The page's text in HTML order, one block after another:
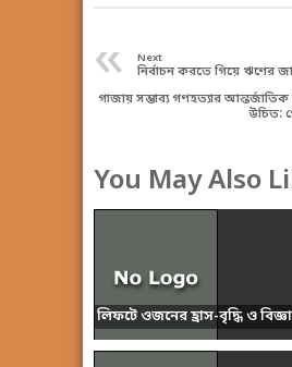
« Next
নির্বাচন করতে গিয়ে ঋণের
গাজায় সম্ভাব্য গণহত্যার
উচিত:
You May Also
লিফটে ওজনের হ্রাস-বৃদ্ধি ও